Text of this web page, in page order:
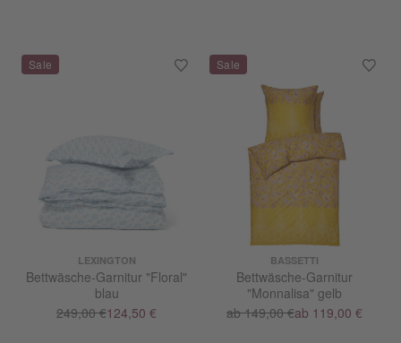
LEXINGTON
Bettwäsche-Garnitur "Floral"
blau
249,00 €124,50 €
BASSETTI
Bettwäsche-Garnitur
"Monnalisa" gelb
ab 149,00 €ab 119,00 €